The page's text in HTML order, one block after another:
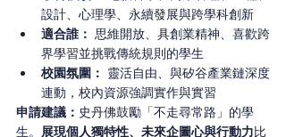
設計、心理學、永續發展與跨學科創新
適合誰： 思維開放、具創業精神、喜歡跨
界學習並挑戰傳統規則的學生
校園氛圍： 靈活自由、與矽谷產業鏈深度
連動，校內資源強調實作與實習
申請建議： 史丹佛鼓勵「不走尋常路」的學
生。 展現個人獨特性、未來企圖心與行動力比